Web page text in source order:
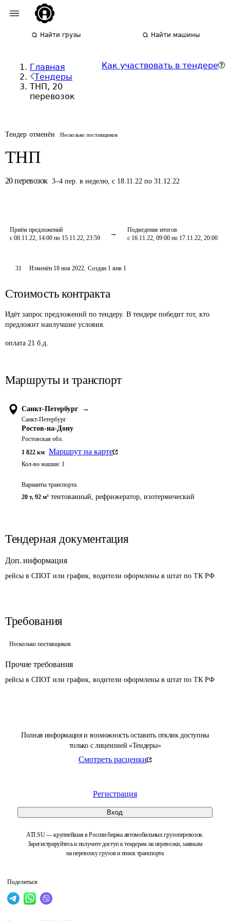
Найти грузы Найти машины
Главная
Тендеры
ТНП, 20
перевозок
Как участвовать в тендере
Тендер отменён Несколько поставщиков
ТНП
20 перевозок 3–4 пер. в неделю, с 18.11.22 по 31.12.22
Приём предложений
с 08.11.22, 14:00 по 15.11.22, 23:59
Подведение итогов
с 16.11.22, 09:00 по 17.11.22, 20:00
Полная информация и возможность оставить отклик доступны
только с лицензией «Тендеры»
Смотреть расценки
Регистрация
Вход
ATI.SU — крупнейшая в России биржа автомобильных грузоперевозок.
Зарегистрируйтесь и получите доступ к тендерам на перевозки, заявкам
на перевозку грузов и поиск транспорта
Поделиться
31 Изменён 18 ноя 2022. Создан 1 янв 1
Стоимость контракта
Идёт запрос предложений по тендеру. В тендере победит тот, кто
предложит наилучшие условия.
оплата 21 б.д.
Маршруты и транспорт
Санкт-Петербург →
Санкт-Петербург
Ростов-на-Дону
Ростовская обл.
1 822 км Маршрут на карте
Кол-во машин: 1
Варианты транспорта
20 т, 92 м³ тентованный, рефрижератор, изотермический
Тендерная документация
Доп. информация
рейсы в СПОТ или график, водители оформлены в штат по ТК РФ
Требования
Несколько поставщиков
Прочие требования
рейсы в СПОТ или график, водители оформлены в штат по ТК РФ